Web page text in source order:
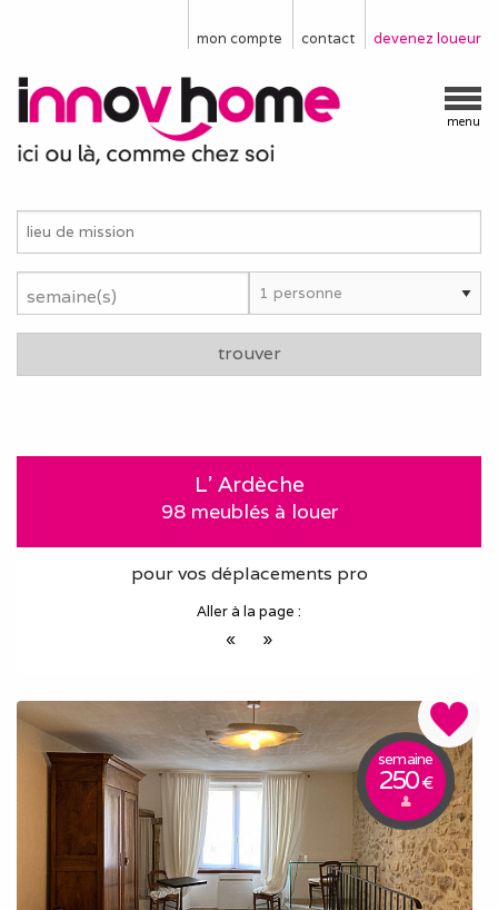
devenez loueur
contact
mon compte
menu
semaine(s)
trouver
L' Ardèche
98 meublés à louer
pour vos déplacements pro
Aller à la page :
« »
semaine
250€